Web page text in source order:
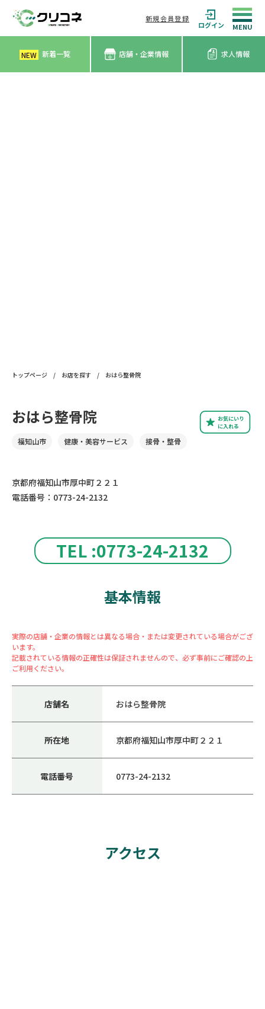
新規会員登録
ログイン
NEW 新着一覧 店舗・企業情報 求人情報
トップページ / お店を探す / おはら整骨院
TEL :0773-24-2132
お気にいり
に入れる
おはら整骨院
福知山市 健康・美容サービス 接骨・整骨
京都府福知山市厚中町２２１
電話番号：0773-24-2132
基本情報
実際の店舗・企業の情報とは異なる場合・または変更されている場合がござ
います。
記載されている情報の正確性は保証されませんので、必ず事前にご確認の上
ご利用ください。
店舗名 おはら整骨院
所在地 京都府福知山市厚中町２２１
電話番号 0773-24-2132
アクセス